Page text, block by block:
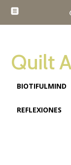
Quilt
BIOTIFULMIND
REFLEXIONES